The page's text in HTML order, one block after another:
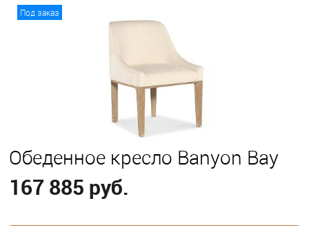
Под заказ
Обеденное кресло Banyon Bay
167 885 руб.